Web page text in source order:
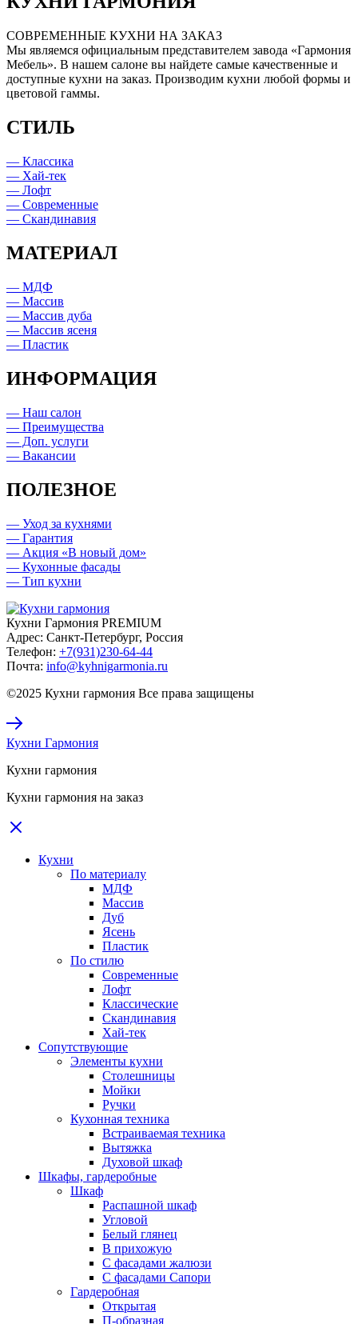
СОВРЕМЕННЫЕ КУХНИ НА ЗАКАЗ
Мы являемся официальным представителем завода «Гармония
Мебель». В нашем салоне вы найдете самые качественные и
доступные кухни на заказ. Производим кухни любой формы и
цветовой гаммы.
СТИЛЬ
— Классика
— Хай-тек
— Лофт
— Современные
— Скандинавия
МАТЕРИАЛ
— МДФ
— Массив
— Массив дуба
— Массив ясеня
— Пластик
ИНФОРМАЦИЯ
— Наш салон
— Преимущества
— Доп. услуги
— Вакансии
ПОЛЕЗНОЕ
— Уход за кухнями
— Гарантия
— Акция «В новый дом»
— Кухонные фасады
— Тип кухни
Кухни Гармония PREMIUM
Адрес: Санкт-Петербург, Россия
Телефон: +7(931)230-64-44
Почта: info@kyhnigarmonia.ru
©2025 Кухни гармония Все права защищены
Кухни Гармония
Кухни гармония
Кухни гармония на заказ
Кухни
По материалу
МДФ
Массив
Дуб
Ясень
Пластик
По стилю
Современные
Лофт
Классические
Скандинавия
Хай-тек
Сопутствующие
Элементы кухни
Столешницы
Мойки
Ручки
Кухонная техника
Встраиваемая техника
Вытяжка
Духовой шкаф
Шкафы, гардеробные
Шкаф
Распашной шкаф
Угловой
Белый глянец
В прихожую
C фасадами жалюзи
C фасадами Сапори
Гардеробная
Открытая
П-образная